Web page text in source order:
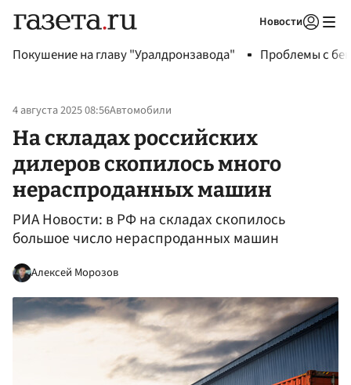
Новости
Покушение на главу "Уралдронзавода" Проблемы с
4 августа 2025 08:56Автомобили
На складах российских
дилеров скопилось много
нераспроданных машин
РИА Новости: в РФ на складах скопилось
большое число нераспроданных машин
Алексей Морозов